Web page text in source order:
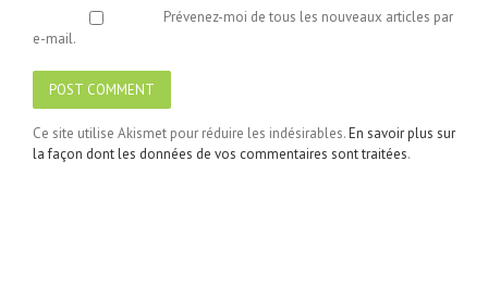
Prévenez-moi de tous les nouveaux articles par
e-mail.
Ce site utilise Akismet pour réduire les indésirables.En savoir plus sur
la façon dont les données de vos commentaires sont traitées.